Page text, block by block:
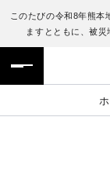
このたびの令和8年熊本
ますとともに、被災
フロアガイド
施設案内・ア
ENGLISH
繁体字